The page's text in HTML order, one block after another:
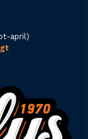
april)